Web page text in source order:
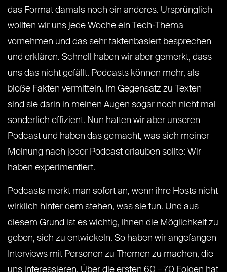
das Format damals noch ein anderes. Ursprünglich
wollten wir uns jede Woche ein Tech-Thema
vornehmen und das sehr faktenbasiert besprechen
und erklären. Schnell haben wir aber gemerkt, dass
uns das nicht gefällt. Podcasts können mehr, als
bloße Fakten vermitteln. Im Gegensatz zu Texten
sind sie darin in meinen Augen sogar noch nicht mal
sonderlich effizient. Nun hatten wir aber unseren
Podcast und haben das gemacht, was sich meiner
Meinung nach jeder Podcast erlauben sollte: Wir
haben experimentiert.
Podcasts merkt man sofort an, wenn ihre Hosts nicht
wirklich hinter dem stehen, was sie tun. Und aus
diesem Grund ist es wichtig, ihnen die Möglichkeit zu
geben, sich zu entwickeln. So haben wir angefangen
Interviews mit Personen zu Themen zu machen, die
uns interessieren. Über die ersten 60 – 70 Folgen hat